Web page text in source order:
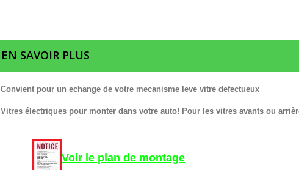
EN SAVOIR PLUS
Convient pour un echange de votre mecanisme leve vitre defectueux
Vitres électriques pour monter dans votre auto! Pour les vitres avants ou
Voir le plan de montage